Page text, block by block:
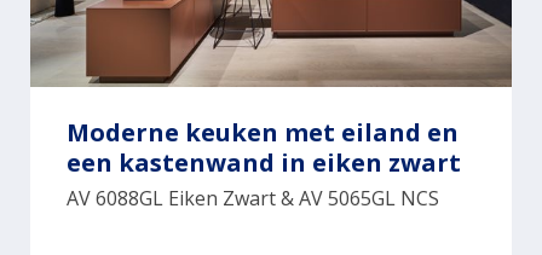
Moderne keuken met eiland en
een kastenwand in eiken zwart
AV 6088GL Eiken Zwart & AV 5065GL NCS